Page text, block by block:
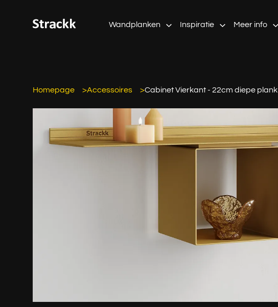
Wandplanken Inspiratie Meer info
Homepage Accessoires Cabinet Vierkant - 22cm diepe plank